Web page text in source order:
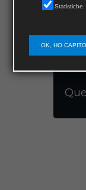
Statistiche
OK, HO